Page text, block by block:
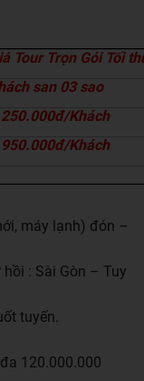
Tour Trọn Gói Tối
san 03 sao
.000đ/Khách
950.000đ/Khách
máy lạnh) đón –
: Sài Gòn – Tuy
tuyến.
120.000.000